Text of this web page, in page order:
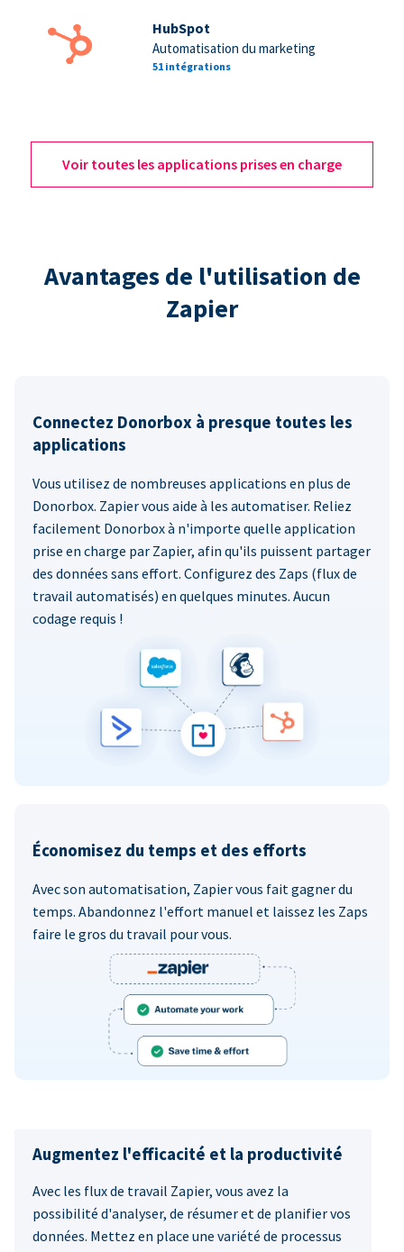
HubSpot
Automatisation du marketing
51 intégrations
Voir toutes les applications prises en charge
Avantages de l'utilisation de
Zapier
Connectez Donorbox à presque toutes les
applications
Vous utilisez de nombreuses applications en plus de
Donorbox. Zapier vous aide à les automatiser. Reliez
facilement Donorbox à n'importe quelle application
prise en charge par Zapier, afin qu'ils puissent partager
des données sans effort. Configurez des Zaps (flux de
travail automatisés) en quelques minutes. Aucun
codage requis !
Économisez du temps et des efforts
Avec son automatisation, Zapier vous fait gagner du
temps. Abandonnez l'effort manuel et laissez les Zaps
faire le gros du travail pour vous.
Augmentez l'efficacité et la productivité
Avec les flux de travail Zapier, vous avez la
possibilité d'analyser, de résumer et de planifier vos
données. Mettez en place une variété de processus